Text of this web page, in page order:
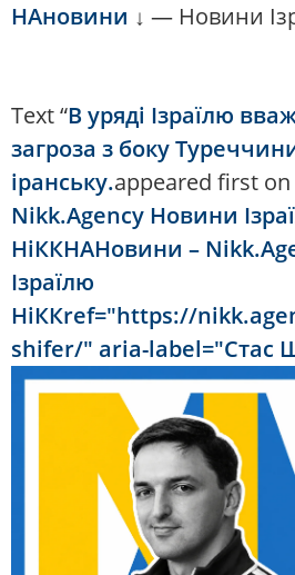
НАновини ↓ — Новини
Text “В уряді Ізраїлю
загроза з боку
іранську.appeared first on
Nikk.Agency Новини
НіККНАНовини –
Ізраїлю
НіККref="https://
shifer/" aria-label="Стас